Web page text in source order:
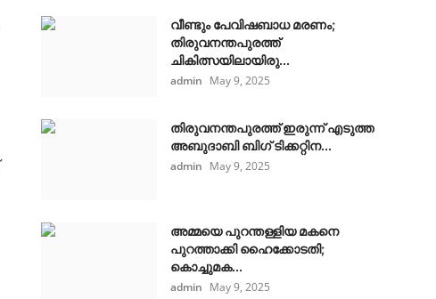
വീണ്ടും പേവിഷബാധ മരണം;
തിരുവനന്തപുരത്ത്
ചികിത്സയിലായിരു...
admin May 9, 2025
തിരുവനന്തപുരത്ത് ഇരുന്ന് എടുത്ത
അബുദാബി ബിഗ് ടിക്കറ്റിന...
admin May 9, 2025
അമ്മയെ പുറന്തള്ളിയ മകനെ
പുറത്താക്കി ഹൈക്കോടതി;
കൊച്ചുമക...
admin May 9, 2025